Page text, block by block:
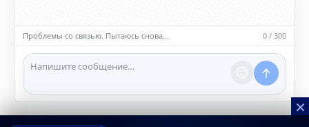
насилию.
ℹ️ Модераторы и администраторы вправе удалять
сообщения и ограничивать доступ к чату при
нарушении правил.
Проблемы со связью. Пытаюсь снова… 0 / 300
×